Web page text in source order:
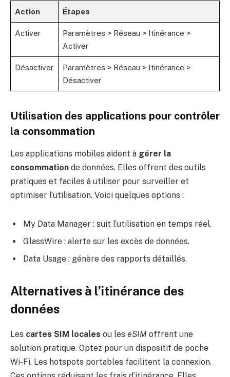
Action Étapes
Activer
Paramètres > Réseau > Itinérance >
Activer
Désactiver
Paramètres > Réseau > Itinérance >
Désactiver
Utilisation des applications pour contrôler
la consommation
Les applications mobiles aident à gérer la
consommation de données. Elles offrent des outils
pratiques et faciles à utiliser pour surveiller et
optimiser l’utilisation. Voici quelques options :
My Data Manager : suit l’utilisation en temps réel.
GlassWire : alerte sur les excès de données.
Data Usage : génère des rapports détaillés.
Alternatives à l’itinérance des
données
Les cartes SIM locales ou les eSIM offrent une
solution pratique. Optez pour un dispositif de poche
Wi-Fi. Les hotspots portables facilitent la connexion.